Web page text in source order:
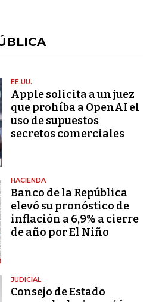
EE.UU.
Apple solicita a un juez
que prohíba a OpenAI el
uso de supuestos
secretos comerciales
HACIENDA
Banco de la República
elevó su pronóstico de
inflación a 6,9% a cierre
de año por El Niño
JUDICIAL
Consejo de Estado